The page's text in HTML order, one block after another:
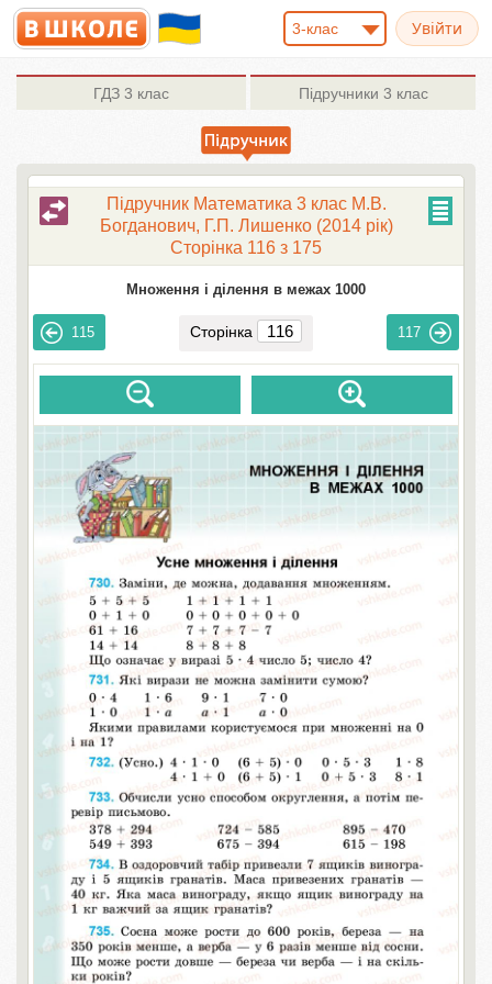
3-клас
ГДЗ 3 клас Підручники 3 клас
Підручник Математика 3 клас М.В.
Богданович, Г.П. Лишенко (2014 рік)
Сторінка 116 з 175
Множення і ділення в межах 1000
115 Сторінка 117